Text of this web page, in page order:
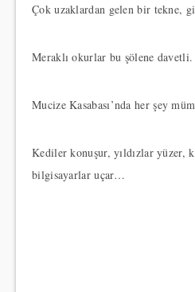
Çok uzaklardan gelen bir tekne,
Meraklı okurlar bu şölene davetli.
Mucize Kasabası’nda her şey
Kediler konuşur, yıldızlar yüzer,
bilgisayarlar uçar…